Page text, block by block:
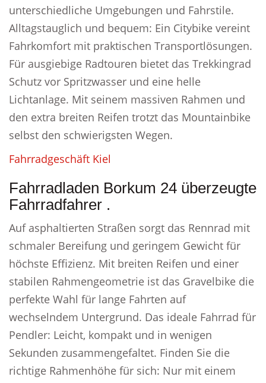
unterschiedliche Umgebungen und Fahrstile.
Alltagstauglich und bequem: Ein Citybike vereint
Fahrkomfort mit praktischen Transportlösungen.
Für ausgiebige Radtouren bietet das Trekkingrad
Schutz vor Spritzwasser und eine helle
Lichtanlage. Mit seinem massiven Rahmen und
den extra breiten Reifen trotzt das Mountainbike
selbst den schwierigsten Wegen.
Fahrradgeschäft Kiel
Fahrradladen Borkum 24 überzeugte
Fahrradfahrer .
Auf asphaltierten Straßen sorgt das Rennrad mit
schmaler Bereifung und geringem Gewicht für
höchste Effizienz. Mit breiten Reifen und einer
stabilen Rahmengeometrie ist das Gravelbike die
perfekte Wahl für lange Fahrten auf
wechselndem Untergrund. Das ideale Fahrrad für
Pendler: Leicht, kompakt und in wenigen
Sekunden zusammengefaltet. Finden Sie die
richtige Rahmenhöhe für sich: Nur mit einem